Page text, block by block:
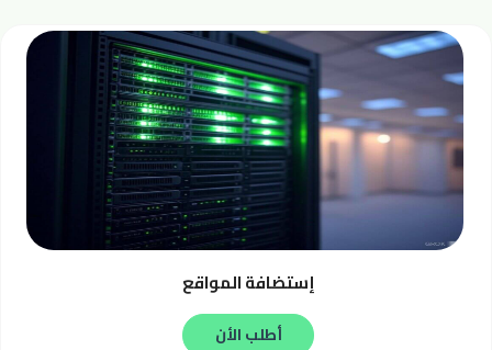
الدعم
الفني
فروعنا
إتصل
إستضافة المواقع
أطلب الأن